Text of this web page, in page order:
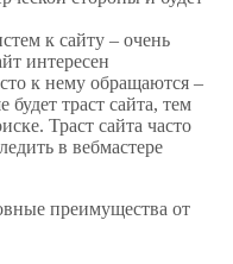
к сайту – очень
интересен
к нему обращаются –
траст сайта, тем
Траст сайта часто
в вебмастере
преимущества от